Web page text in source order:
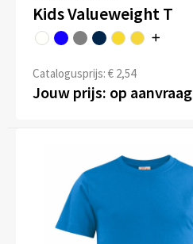
Kids Valueweight T
Catalogusprijs: € 2,54
Jouw prijs: op aanvraag